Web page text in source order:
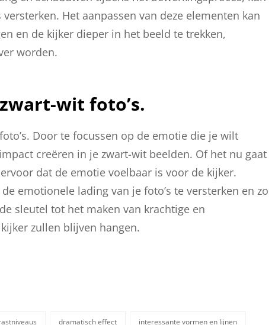
Het aanpassen van deze elementen kan
en de kijker dieper in het beeld te trekken,
worden.
wit foto’s.
Door te focussen op de emotie die je wilt
creëren in je zwart-wit beelden. Of het nu gaat
dat de emotie voelbaar is voor de kijker.
emotionele lading van je foto’s te versterken en zo
sleutel tot het maken van krachtige en
zullen blijven hangen.
dramatisch effect interessante vormen en lijnen